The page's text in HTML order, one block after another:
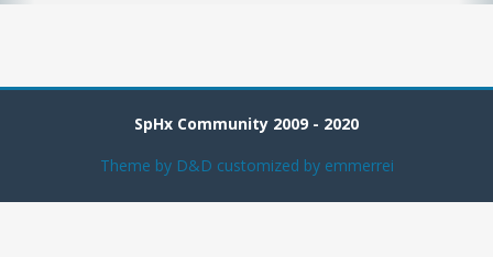
SpHx Community 2009 - 2020
Theme by D&D customized by emmerrei